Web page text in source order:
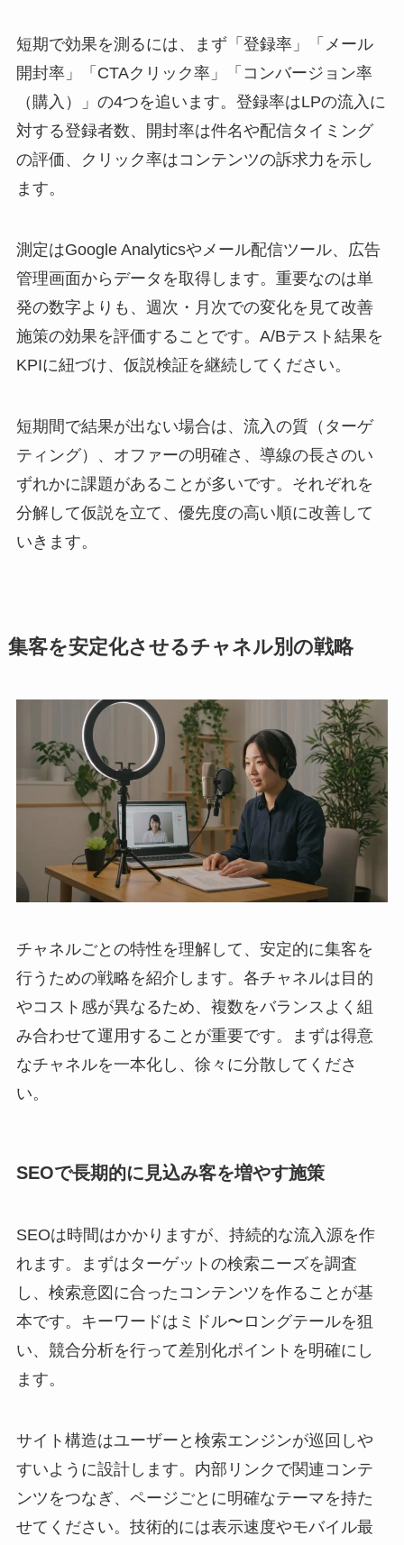
短期で効果を測るには、まず「登録率」「メール
開封率」「CTAクリック率」「コンバージョン率
（購入）」の4つを追います。登録率はLPの流入に
対する登録者数、開封率は件名や配信タイミング
の評価、クリック率はコンテンツの訴求力を示し
ます。
測定はGoogle Analyticsやメール配信ツール、広告
管理画面からデータを取得します。重要なのは単
発の数字よりも、週次・月次での変化を見て改善
施策の効果を評価することです。A/Bテスト結果を
KPIに紐づけ、仮説検証を継続してください。
短期間で結果が出ない場合は、流入の質（ターゲ
ティング）、オファーの明確さ、導線の長さのい
ずれかに課題があることが多いです。それぞれを
分解して仮説を立て、優先度の高い順に改善して
いきます。
集客を安定化させるチャネル別の戦略
チャネルごとの特性を理解して、安定的に集客を
行うための戦略を紹介します。各チャネルは目的
やコスト感が異なるため、複数をバランスよく組
み合わせて運用することが重要です。まずは得意
なチャネルを一本化し、徐々に分散してくださ
い。
SEOで長期的に見込み客を増やす施策
SEOは時間はかかりますが、持続的な流入源を作
れます。まずはターゲットの検索ニーズを調査
し、検索意図に合ったコンテンツを作ることが基
本です。キーワードはミドル〜ロングテールを狙
い、競合分析を行って差別化ポイントを明確にし
ます。
サイト構造はユーザーと検索エンジンが巡回しや
すいように設計します。内部リンクで関連コンテ
ンツをつなぎ、ページごとに明確なテーマを持た
せてください。技術的には表示速度やモバイル最